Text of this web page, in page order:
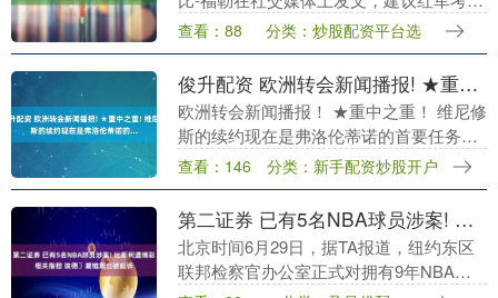
一笔重磅引援，签下AC米兰前锋普利西
奇。 萨拉赫离队后，利物浦锋线出现巨大
空缺，球....
查看：88 分类：炒股配资平台选
俊升配资 欧洲转会新闻播报! ★重中之重! 维尼修斯的续约现在是弗洛伦蒂诺的...
欧洲转会新闻播报！ ★重中之重！ 维尼修
斯的续约现在是弗洛伦蒂诺的首要任务，
他将亲自负责巴西人的续约谈判。 这条消
息一出来，皇马这边的气氛其实就很清楚
了，续约不....
查看：146 分类：新手配资炒股开户
第二证券 已有5名NBA球员涉案! 比斯利遭博彩相关指控 埃德・戴维斯也被起诉
北京时间6月29日，据TA报道，纽约东区
联邦检察官办公室正式对拥有9年NBA征